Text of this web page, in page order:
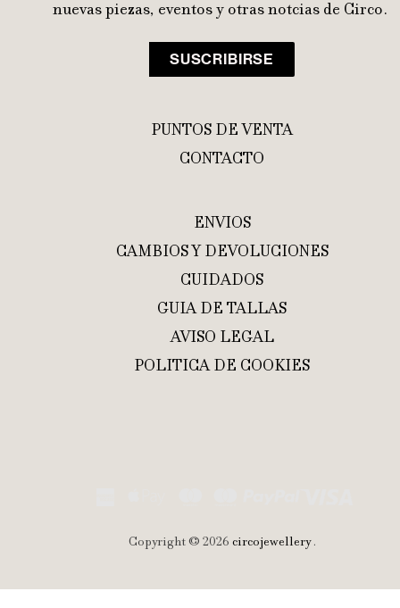
PUNTOS DE VENTA
CONTACTO
ENVIOS
CAMBIOS Y DEVOLUCIONES
CUIDADOS
GUIA DE TALLAS
AVISO LEGAL
POLITICA DE COOKIES
nuevas piezas, eventos y otras notcias de Circo.
Copyright © 2026 circojewellery.